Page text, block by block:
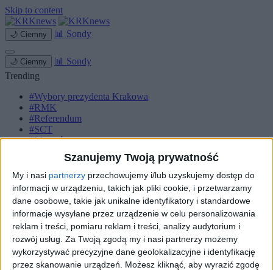
Szanujemy Twoją prywatność
My i nasi partnerzy przechowujemy i/lub uzyskujemy dostęp do
informacji w urządzeniu, takich jak pliki cookie, i przetwarzamy
dane osobowe, takie jak unikalne identyfikatory i standardowe
informacje wysyłane przez urządzenie w celu personalizowania
reklam i treści, pomiaru reklam i treści, analizy audytorium i
rozwój usług. Za Twoją zgodą my i nasi partnerzy możemy
wykorzystywać precyzyjne dane geolokalizacyjne i identyfikację
przez skanowanie urządzeń. Możesz kliknąć, aby wyrazić zgodę
Skip to content
🌙 Ciemny 📊 Sondy
🌙 Ciemny 📊 Sondy
Trending
#Wybory prezydenta Krakowa
#RMK
#Referendum
#SCT
#Marcyś
Strona główna
Miasto
Komunikacja
Zieleń
Inwestycje
Biznes
Sport
Kultura
Małopolska
Kryminalne